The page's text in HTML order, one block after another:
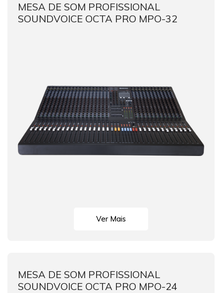
MESA DE SOM PROFISSIONAL
SOUNDVOICE OCTA PRO MPO-32
Ver Mais
MESA DE SOM PROFISSIONAL
SOUNDVOICE OCTA PRO MPO-24